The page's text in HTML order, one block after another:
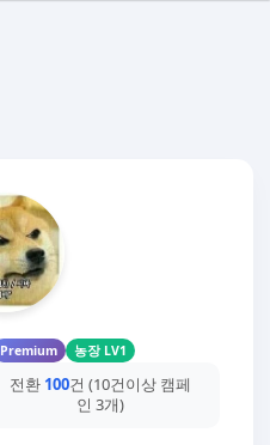
Premium 농장 LV1
전환 100건 (10건이상 캠페
인 3개)